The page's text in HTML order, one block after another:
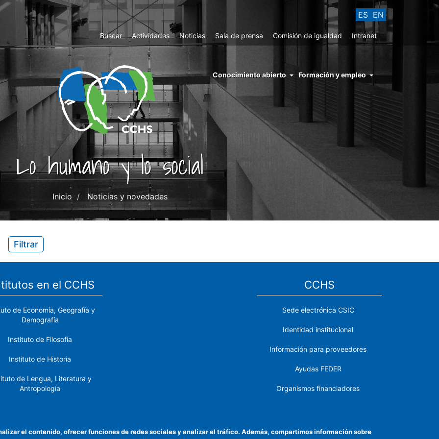
ES EN
Top
Menu
Buscar Actividades Noticias Sala de prensa Comisión de igualdad Intranet
menu
right
cchs
conocimiento
abierto
Conocimiento abierto Formación y empleo
Lo humano y lo social
Inicio Noticias y novedades
Filtrar
en el CCHS
de Economía, Geografía y
Demografía
Instituto de Filosofía
Instituto de Historia
de Lengua, Literatura y
Antropología
Próximo
CCHS
Sede electrónica CSIC
Identidad institucional
Información para proveedores
Ayudas FEDER
Organismos financiadores
Cómo llegar
el contenido, ofrecer funciones de redes sociales y analizar el tráfico. Además, compartimos información sobre